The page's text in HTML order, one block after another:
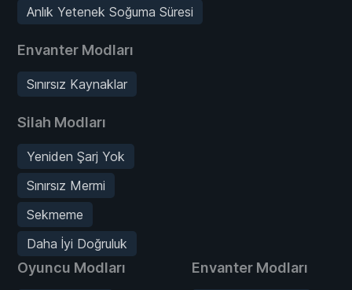
Anlık Yetenek Soğuma Süresi
Envanter Modları
Sınırsız Kaynaklar
Silah Modları
Yeniden Şarj Yok
Sınırsız Mermi
Sekmeme
Daha İyi Doğruluk
Oyuncu Modları Envanter Modları